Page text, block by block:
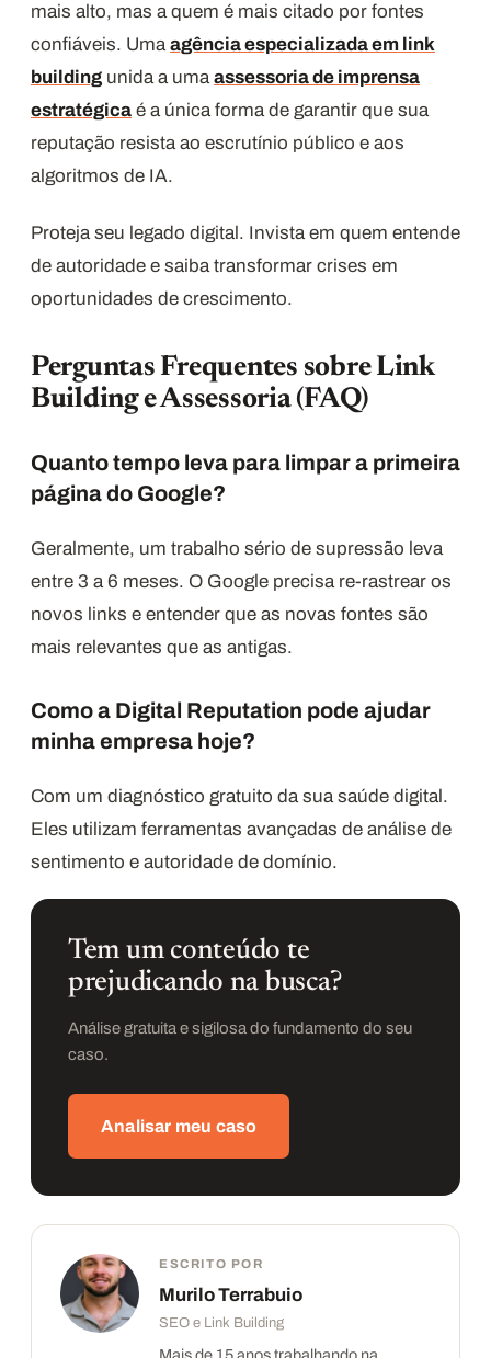
mais alto, mas a quem é mais citado por fontes
confiáveis. Umaagência especializada em link
building unida a umaassessoria de imprensa
estratégica é a única forma de garantir que sua
reputação resista ao escrutínio público e aos
algoritmos de IA.
Proteja seu legado digital. Invista em quem entende
de autoridade e saiba transformar crises em
oportunidades de crescimento.
Perguntas Frequentes sobre Link
Building e Assessoria (FAQ)
Quanto tempo leva para limpar a primeira
página do Google?
Geralmente, um trabalho sério de supressão leva
entre 3 a 6 meses. O Google precisa re-rastrear os
novos links e entender que as novas fontes são
mais relevantes que as antigas.
Como a Digital Reputation pode ajudar
minha empresa hoje?
Com um diagnóstico gratuito da sua saúde digital.
Eles utilizam ferramentas avançadas de análise de
sentimento e autoridade de domínio.
Tem um conteúdo te
prejudicando na busca?
Análise gratuita e sigilosa do fundamento do seu
caso.
Analisar meu caso
ESCRITO POR
Murilo Terrabuio
SEO e Link Building